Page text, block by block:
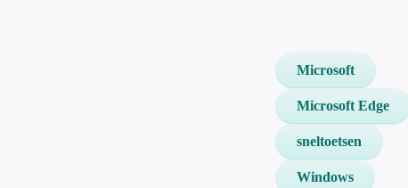
Microsoft
Microsoft Edge
sneltoetsen
Windows